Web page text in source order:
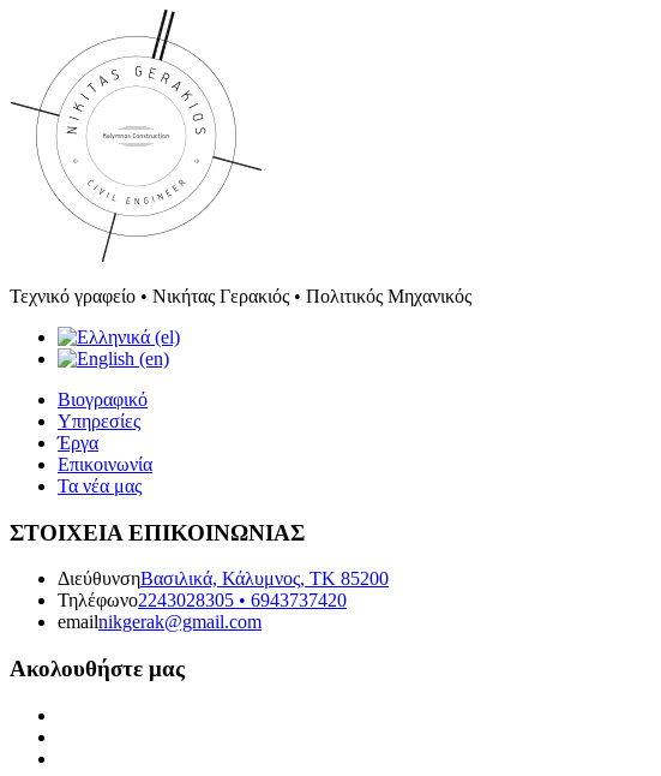
Τεχνικό γραφείο • Νικήτας Γερακιός • Πολιτικός Μηχανικός
Βιογραφικό
Υπηρεσίες
Έργα
Επικοινωνία
Τα νέα μας
ΣΤΟΙΧΕΙΑ ΕΠΙΚΟΙΝΩΝΙΑΣ
ΔιεύθυνσηΒασιλικά, Κάλυμνος, ΤΚ 85200
Τηλέφωνο2243028305 • 6943737420
emailnikgerak@gmail.com
Ακολουθήστε μας